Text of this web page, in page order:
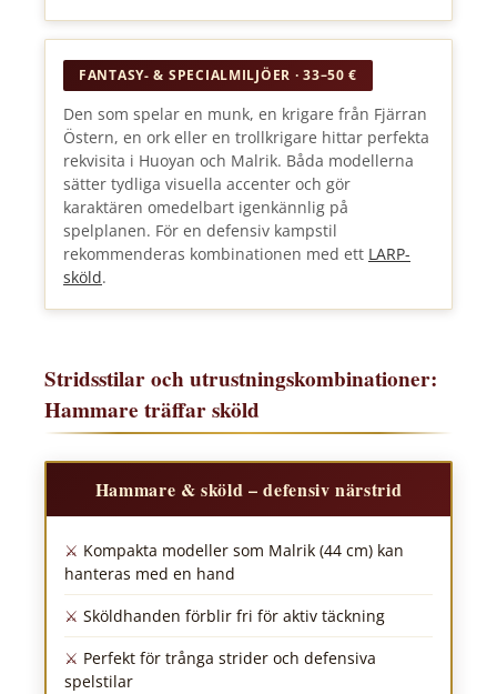
FANTASY- & SPECIALMILJÖER · 33–50 €
Den som spelar en munk, en krigare från Fjärran
Östern, en ork eller en trollkrigare hittar perfekta
rekvisita i Huoyan och Malrik. Båda modellerna
sätter tydliga visuella accenter och gör
karaktären omedelbart igenkännlig på
spelplanen. För en defensiv kampstil
rekommenderas kombinationen med ett LARP-
sköld.
Stridsstilar och utrustningskombinationer:
Hammare träffar sköld
Hammare & sköld – defensiv närstrid
Kompakta modeller som Malrik (44 cm) kan
hanteras med en hand
Sköldhanden förblir fri för aktiv täckning
Perfekt för trånga strider och defensiva
spelstilar